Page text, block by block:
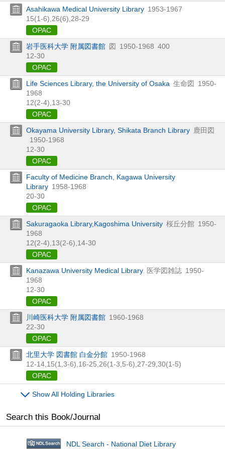
Asahikawa Medical University Library 1953-1967
15(1-6), 26(6), 28-29
OPAC
岩手医科大学 附属図書館 図 1950-1968 400
12-30
OPAC
Life Sciences Library, the University of Osaka 生命図
1950-
1968
12(2-4), 13-30
OPAC
Okayama University Library, Shikata Branch Library 鹿田図
1950-1968
12-30
OPAC
Faculty of Medicine Branch, Kagawa University
Library 1958-1968
20-30
OPAC
Sakuragaoka Library,Kagoshima University 桜丘分館 1950-
1968
12(2-4), 13(2-6), 14-30
OPAC
Kanazawa University Medical Library 医学図雑誌 1950-
1968
12-30
OPAC
川崎医科大学 附属図書館 1960-1968
22-30
OPAC
北里大学 図書館 白金分館 1950-1968
12-14, 15(1, 3-6), 16-25, 26(1-3, 5-6), 27-29, 30(1-5)
OPAC
Show All Holding Libraries
Search this Book/Journal
NDL Search - National Diet Library